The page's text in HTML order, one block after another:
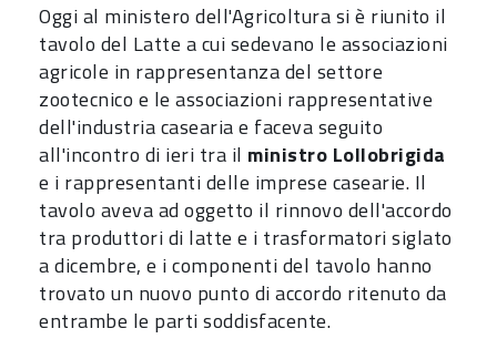
Oggi al ministero dell'Agricoltura si è riunito il
tavolo del Latte a cui sedevano le associazioni
agricole in rappresentanza del settore
zootecnico e le associazioni rappresentative
dell'industria casearia e faceva seguito
all'incontro di ieri tra il ministro Lollobrigida
e i rappresentanti delle imprese casearie. Il
tavolo aveva ad oggetto il rinnovo dell'accordo
tra produttori di latte e i trasformatori siglato
a dicembre, e i componenti del tavolo hanno
trovato un nuovo punto di accordo ritenuto da
entrambe le parti soddisfacente.